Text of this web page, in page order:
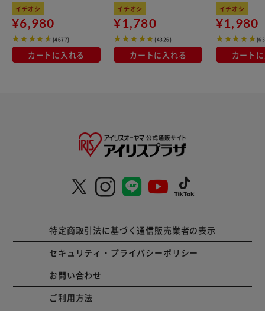
kg×3袋
イチオシ
¥6,980
(4677)
カートに入れる
100％使用
イチオシ
¥1,780
(4326)
カートに入れる
イチオシ
¥1,980
カート
特定商取引法に基づく通信販売業者の表示
セキュリティ・プライバシーポリシー
お問い合わせ
ご利用方法